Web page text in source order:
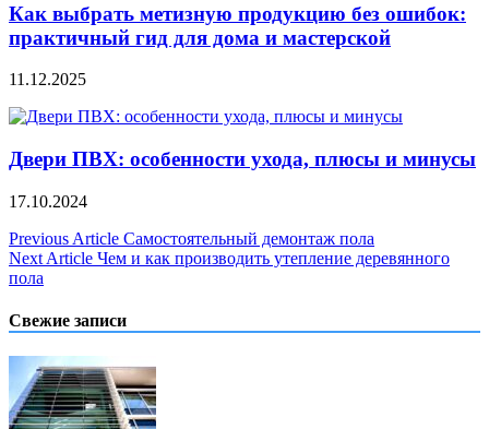
Как выбрать метизную продукцию без ошибок:
практичный гид для дома и мастерской
11.12.2025
Двери ПВХ: особенности ухода, плюсы и минусы
17.10.2024
Навигация
по
Previous Article Самостоятельный демонтаж пола
Next Article Чем и как производить утепление деревянного
пола
Свежие записи